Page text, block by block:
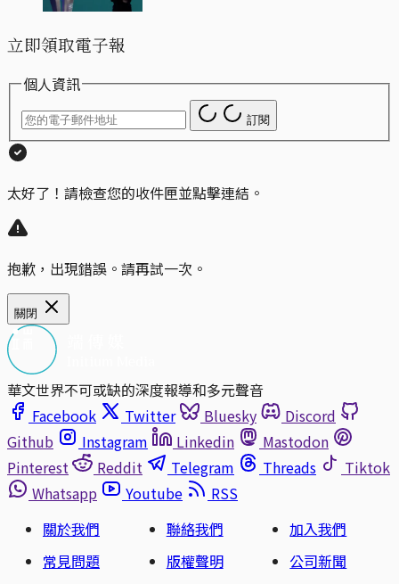
立即領取電子報
個人資訊
訂閱
太好了！請檢查您的收件匣並點擊連結。
抱歉，出現錯誤。請再試一次。
關閉
華文世界不可或缺的深度報導和多元聲音
Facebook
Twitter Bluesky
Discord
Github
Instagram Linkedin
Mastodon
Pinterest
Reddit Telegram Threads
Tiktok
Whatsapp
Youtube
RSS
關於我們
聯絡我們
加入我們
常見問題
版權聲明 公司新聞